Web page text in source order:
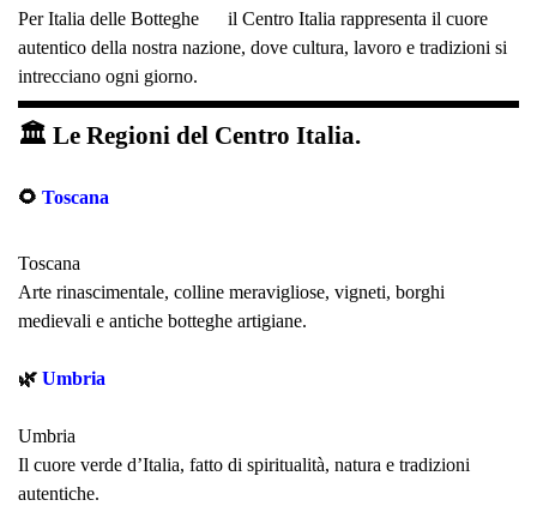
Per Italia delle Botteghe
il Centro Italia rappresenta il cuore
autentico della nostra nazione, dove cultura, lavoro e tradizioni si
intrecciano ogni giorno.
🏛 Le Regioni del Centro Italia.
🌻 Toscana
Toscana
Arte rinascimentale, colline meravigliose, vigneti, borghi
medievali e antiche botteghe artigiane.
🌿 Umbria
Umbria
Il cuore verde d’Italia, fatto di spiritualità, natura e tradizioni
autentiche.